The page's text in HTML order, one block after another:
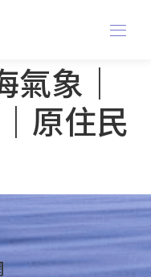
象｜
原住民